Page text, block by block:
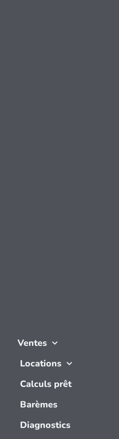
Ventes
Locations
Calculs prêt
Barèmes
Diagnostics
EXCLUSIVITE –
410